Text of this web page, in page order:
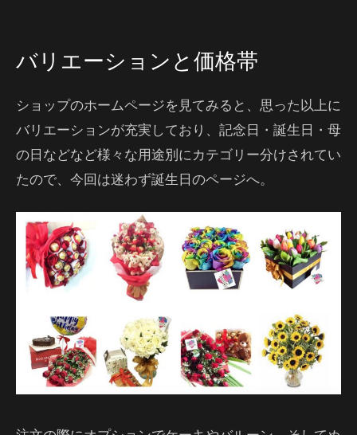
バリエーションと価格帯
ショップのホームページを見てみると、思った以上に
バリエーションが充実しており、記念日・誕生日・母
の日などなど様々な用途別にカテゴリー分けされてい
たので、今回は迷わず誕生日のページへ。